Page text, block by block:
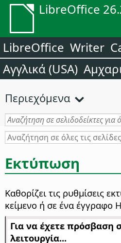
LibreOffice
LibreOffice Writer
Αγγλικά (USA)
Περιεχόμενα
Εκτύπωση
Καθορίζει τις ρυθμίσεις
κείμενο ή σε ένα έγγραφο
Για να έχετε πρόσβαση
λειτουργία...